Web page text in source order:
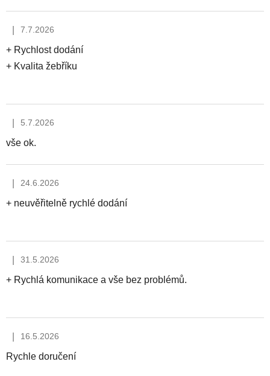
o
c
e
n
í
Hodnocení obchodu je 5 z 5 hvězdiček.
7.7.2026
+ Rychlost dodání
+ Kvalita žebříku
Hodnocení obchodu je 5 z 5 hvězdiček.
5.7.2026
vše ok.
Hodnocení obchodu je 5 z 5 hvězdiček.
24.6.2026
+ neuvěřitelně rychlé dodání
Hodnocení obchodu je 5 z 5 hvězdiček.
31.5.2026
+ Rychlá komunikace a vše bez problémů.
Hodnocení obchodu je 5 z 5 hvězdiček.
16.5.2026
Rychle doručení